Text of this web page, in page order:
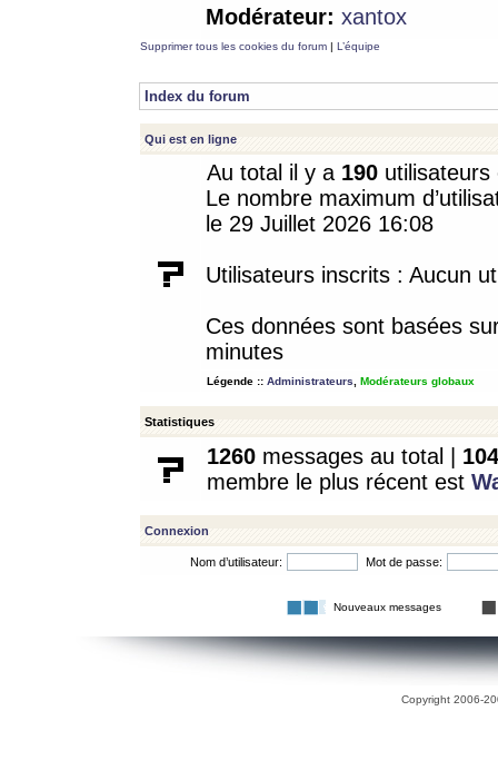
Modérateur: xantox
Supprimer tous les cookies du forum | L’équipe
Index du forum
Qui est en ligne
Au total il y a 190
Le nombre maximum
le 29 Juillet 2026 16:08
Utilisateurs inscrits : Aucun
Ces données sont basées
minutes
Légende :: Administrateurs Modérateurs globaux
Statistiques
1260 messages au total | 104
membre le plus récent est
Connexion
Nom d’utilisateur: Mot de passe:
Nouveaux messages
Copyright 2006-